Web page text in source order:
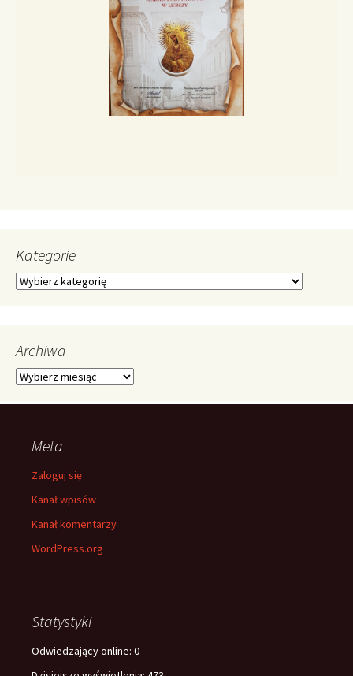
Kategorie
Kategorie
Archiwa
Archiwa
Meta
Zaloguj się
Kanał wpisów
Kanał komentarzy
WordPress.org
Statystyki
Odwiedzający online: 0